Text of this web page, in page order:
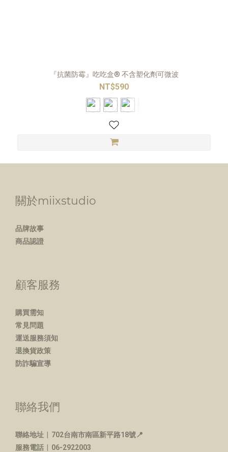
『抗菌防霉』吃吃盒® 不含塑化劑可微波
NT$590
關於miixstudio
品牌故事
商品認證
顧客服務
購買需知
常見問題
運送服務須知
退換貨政策
防詐騙宣導
聯絡我們
聯絡地址 | 702台南市南區新平路18號📍
服務電話 | 06-2922003